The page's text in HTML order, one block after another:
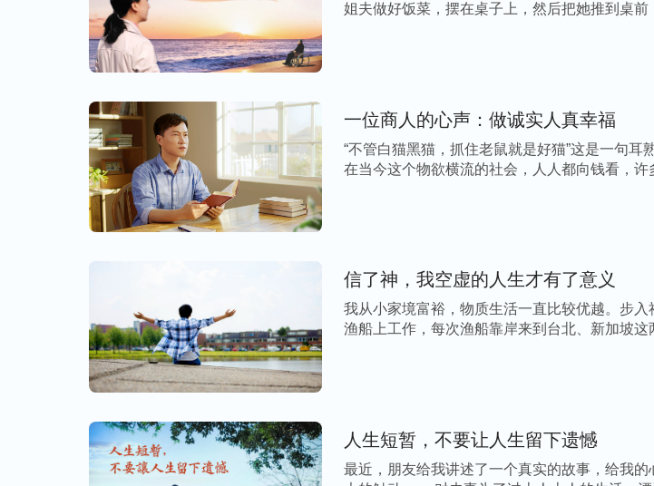
间长、经验丰富、获过奖当成资本，把自己包装起来后，就觉得自己是舞蹈专
里的佼佼者，所以我不允许自己出错，只能我比别人好，不容许别人比我强，
个高位上。当其他演员比我跳得好时，我就难受，觉得脸面受损，宁可自己加
也不愿放下脸面请教别人；当别人点出我跳舞出现的一些问题时，我更受不了
面扫地，甚至想放弃演出。现在我明白了，这都是我本性太狂妄了，我本来就
受造之物，是个平凡的人，不可能对所有的舞蹈样样精通，更不可能不经过失
把舞蹈跳好。而我把自己包装成舞蹈专业人士，总追求做团里的佼佼者，做绝
人，不肯做普通人，是我的追求观点错了，才导致我活在痛苦中。
我又看到神的话说：“
你别学着跑，你能一步一个脚窝地走，你别两步并作一步走，得脚踏实地地做
超人，做伟人，做高大的人。
临到一个事先得有接受真理的态度。没有这样
好比你没有一个容器接纳一个宝贝，所以你得不着真理。
就是先把自己的地位摆对，我并不比其他演员高，不能再把以往的经验、阅历
己，应放下脸面，博采众长，多接受别人的意见、建议，这样跳出的舞才能有
升。想想自己从没接触过踢踏舞，学得慢或者出差太正常了，加上常年的古典
训练让自己的脚很容易紧绷，而跳踢踏舞又特别需要脚放松，跟我以前的训练
姐夫做好饭菜，摆在桌子上，然后把她推到桌前
一位商人的心声：做诚实人真幸福
“不管白猫黑猫，抓住老鼠就是好猫”这是一句耳
在当今这个物欲横流的社会，人人都向钱看，许
信了神，我空虚的人生才有了意义
我从小家境富裕，物质生活一直比较优越。步入
渔船上工作，每次渔船靠岸来到台北、新加坡这
人生短暂，不要让人生留下遗憾
最近，朋友给我讲述了一个真实的故事，给我的